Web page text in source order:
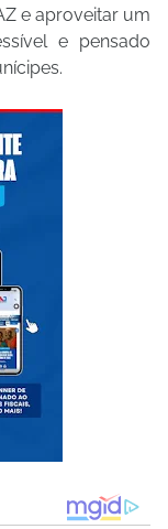
e aproveitar um
e pensado